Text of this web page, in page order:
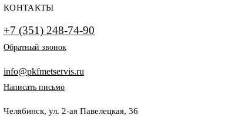
КОНТАКТЫ
+7 (351) 248-74-90
Обратный звонок
info@pkfmetservis.ru
Написать письмо
Челябинск, ул. 2-ая Павелецкая, 36